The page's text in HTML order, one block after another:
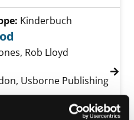
von Robin Hood anzeigen
Kinderbuch
Rob Lloyd
Usborne Publishing
Young Reading